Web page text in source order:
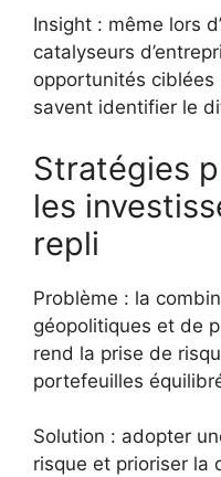
Insight : même lors
catalyseurs
opportunités ciblées
savent identifier le
Stratégies
les
repli
Problème : la
géopolitiques et de
rend la prise de
portefeuilles
Solution : adopter
risque et prioriser la